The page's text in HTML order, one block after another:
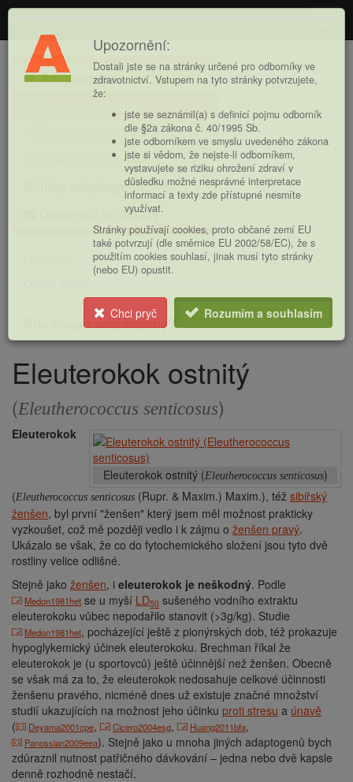
Adaptogeny
Hlavní
nabídkaAdaptogeny
Lesklokorka lesklá
Účinky adaptogenů
Odpovědi na dotazy
Online zdroje
Kde koupit adaptogeny?
Drobečková
navigace
Eleuterokok ostnitý
(Eleutherococcus senticosus)
Eleuterokok ostnitý (Eleutherococcus senticosus)
Eleuterokok
(Eleutherococcus senticosus (Rupr. & Maxim.) Maxim.), též sibiřský
ženšen, byl první "ženšen" který jsem měl možnost prakticky
vyzkoušet, což mě později vedlo i k zájmu o ženšen pravý.
Ukázalo se však, že co do fytochemického složení jsou tyto dvě
rostliny velice odlišné.
Stejně jako ženšen, i eleuterokok je neškodný. Podle
Medon1981het se u myší LD50 sušeného vodního extraktu
eleuterokoku vůbec nepodařilo stanovit (>3g/kg). Studie
Medon1981het, pocházející ještě z pionýrských dob, též prokazuje
hypoglykemický účinek eleuterokoku. Brechman říkal že
eleuterokok je (u sportovců) ještě účinnější než ženšen. Obecně
se však má za to, že eleuterokok nedosahuje celkové účinnosti
ženšenu pravého, nicméně dnes už existuje značné množství
studií ukazujících na možnost jeho účinku proti stresu a únavě
(
Deyama2001cpe, Cicero2004esg, Huang2011bfa,
Panossian2009eea). Stejně jako u mnoha jiných adaptogenů bych
zdůraznil nutnost patřičného dávkování – jedna nebo dvě kapsle
denně rozhodně nestačí.
Upozornění:
Dostali jste se na stránky určené pro odborníky ve
zdravotnictví. Vstupem na tyto stránky potvrzujete,
že:
jste se seznámil(a) s definicí pojmu odborník
dle §2a zákona č. 40/1995 Sb.
jste odborníkem ve smyslu uvedeného zákona
jste si vědom, že nejste-li odborníkem,
vystavujete se riziku ohrožení zdraví v
důsledku možné nesprávné interpretace
informací a texty zde přístupné nesmíte
využívat.
Stránky používají cookies, proto občané zemí EU
také potvrzují (dle směrnice EU 2002/58/EC), že s
použitím cookies souhlasí, jinak musí tyto stránky
(nebo EU) opustit.
Chci pryč Rozumím a souhlasím